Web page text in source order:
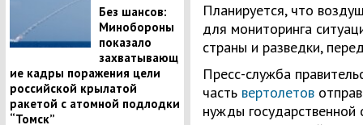
Без шансов:
Минобороны
показало
захватывающ
ие кадры поражения цели
российской крылатой
ракетой с атомной подлодки
“Томск”
Планируется, что
для мониторинга
страны и разведки,
Пресс-служба
часть вертолетов
нужды